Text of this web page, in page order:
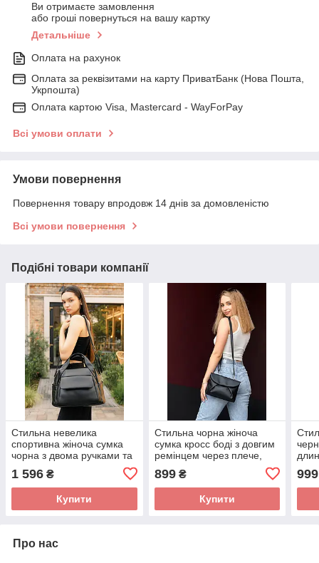
Ви отримаєте замовлення
або гроші повернуться на вашу картку
Детальніше
Оплата на рахунок
Оплата за реквізитами на карту ПриватБанк (Нова Пошта,
Укрпошта)
Оплата картою Visa, Mastercard - WayForPay
Всі умови оплати
Умови повернення
Повернення товару впродовж 14 днів за домовленістю
Всі умови повернення
Подібні товари компанії
Стильна невелика
спортивна жіноча сумка
чорна з двома ручками та
плече, еко-шкіра
1 596 ₴
Купити
Стильна чорна жіноча
сумка кросс боді з довгим
ремінцем через плече,
899₴
Купити
999
Про нас